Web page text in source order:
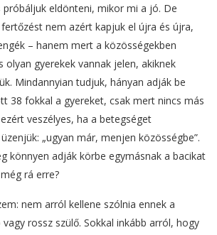
próbáljuk eldönteni, mikor mi a jó. De
nem azért kapjuk el újra és újra,
– hanem mert a közösségekben
olyan gyerekek vannak jelen, akiknek
Mindannyian tudjuk, hányan adják be
38 fokkal a gyereket, csak mert nincs más
veszélyes, ha a betegséget
„ugyan már, menjen közösségbe”.
könnyen adják körbe egymásnak a bacikat
rá erre?
nem arról kellene szólnia ennek a
rossz szülő. Sokkal inkább arról, hogy